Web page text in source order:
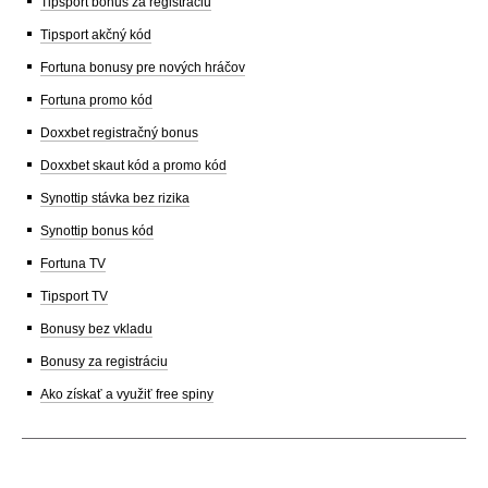
Tipsport akčný kód
Fortuna bonusy pre nových hráčov
Fortuna promo kód
Doxxbet registračný bonus
Doxxbet skaut kód a promo kód
Synottip stávka bez rizika
Synottip bonus kód
Fortuna TV
Tipsport TV
Bonusy bez vkladu
Bonusy za registráciu
Ako získať a využiť free spiny